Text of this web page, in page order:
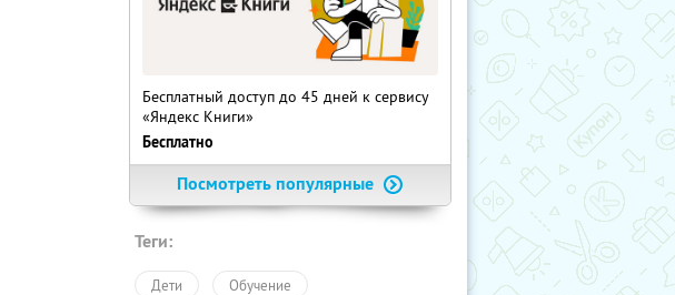
Бесплатный доступ до 45 дней к сервису
«Яндекс Книги»
Бесплатно
Посмотреть популярные
Теги:
Дети Обучение